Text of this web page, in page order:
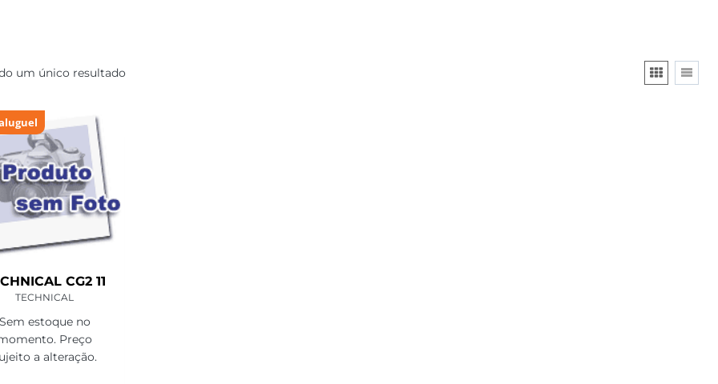
um único resultado
CG2 11
TECHNICAL
Sem estoque no
Preço
a alteração.